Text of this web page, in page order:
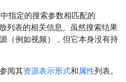
指定的搜索参数相匹配的
列表的相关信息。虽然搜索结果
（例如视频），但它本身没有持
阅其资源表示形式和属性列表。